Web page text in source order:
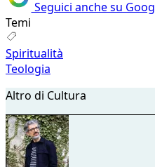
Seguici anche su
Temi
Spiritualità
Teologia
Altro di Cultura